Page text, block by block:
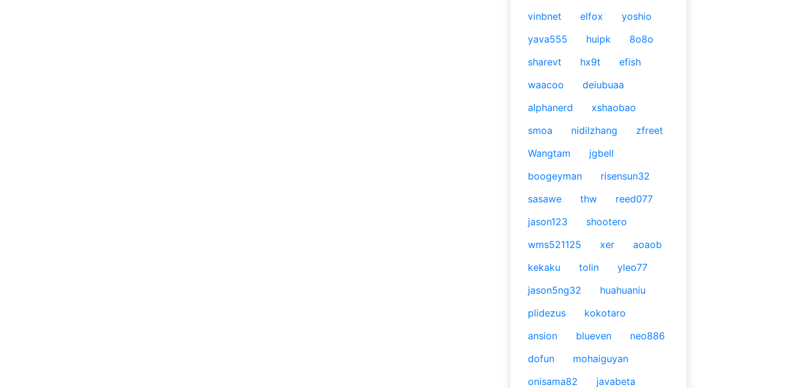
vinbnet
elfox
yoshio
yava555
huipk
8o8o
sharevt
hx9t
efish
waacoo
deiubuaa
alphanerd
xshaobao
smoa
nidilzhang
zfreet
Wangtam
jgbell
boogeyman
risensun32
sasawe
thw
reed077
jason123
shootero
wms521125
xer
aoaob
kekaku
tolin
yleo77
jason5ng32
huahuaniu
plidezus
kokotaro
ansion
blueven
neo886
dofun
mohaiguyan
onisama82
javabeta